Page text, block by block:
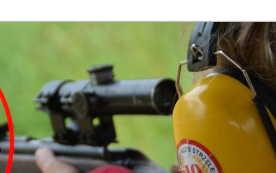
„10” Olsztyn